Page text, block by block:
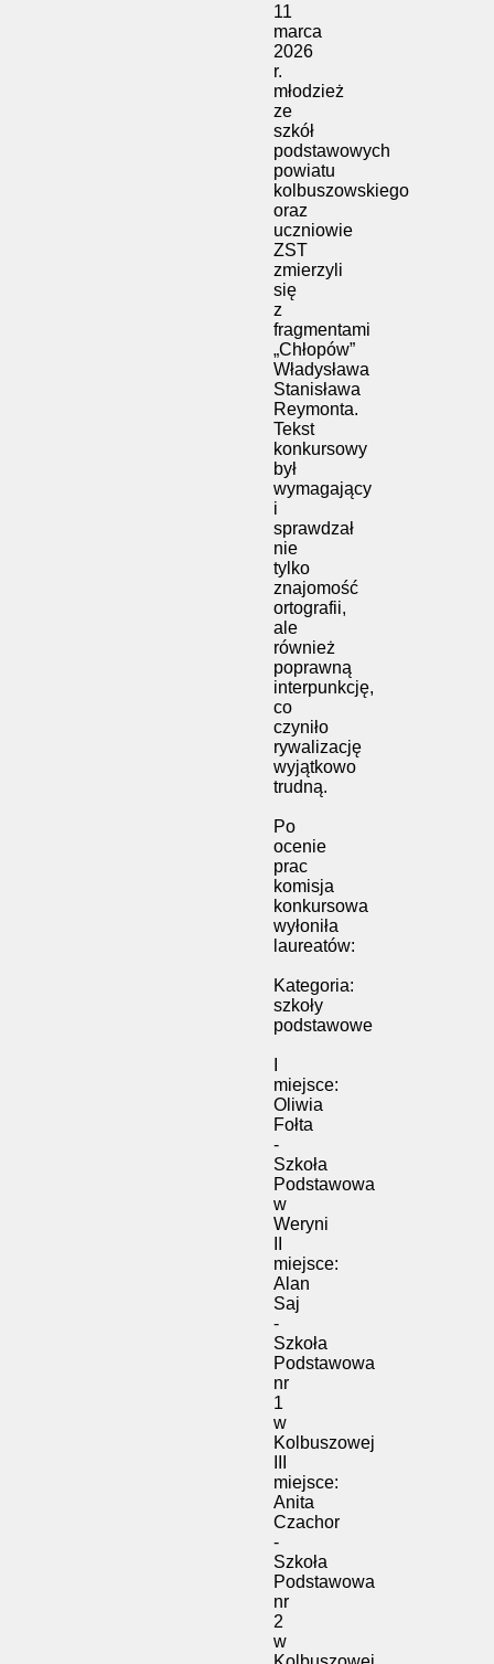
11
marca
2026
r.
młodzież
ze
szkół
podstawowych
powiatu
kolbuszowskiego
oraz
uczniowie
ZST
zmierzyli
się
z
fragmentami
„Chłopów”
Władysława
Stanisława
Reymonta.
Tekst
konkursowy
był
wymagający
i
sprawdzał
nie
tylko
znajomość
ortografii,
ale
również
poprawną
interpunkcję,
co
czyniło
rywalizację
wyjątkowo
trudną.
Po
ocenie
prac
komisja
konkursowa
wyłoniła
laureatów:
Kategoria:
szkoły
podstawowe
miejsce:
Oliwia
Fołta
-
Szkoła
Podstawowa
w
Weryni
miejsce:
Alan
Saj
-
Szkoła
Podstawowa
nr
1
w
Kolbuszowej
miejsce:
Anita
Czachor
-
Szkoła
Podstawowa
nr
2
w